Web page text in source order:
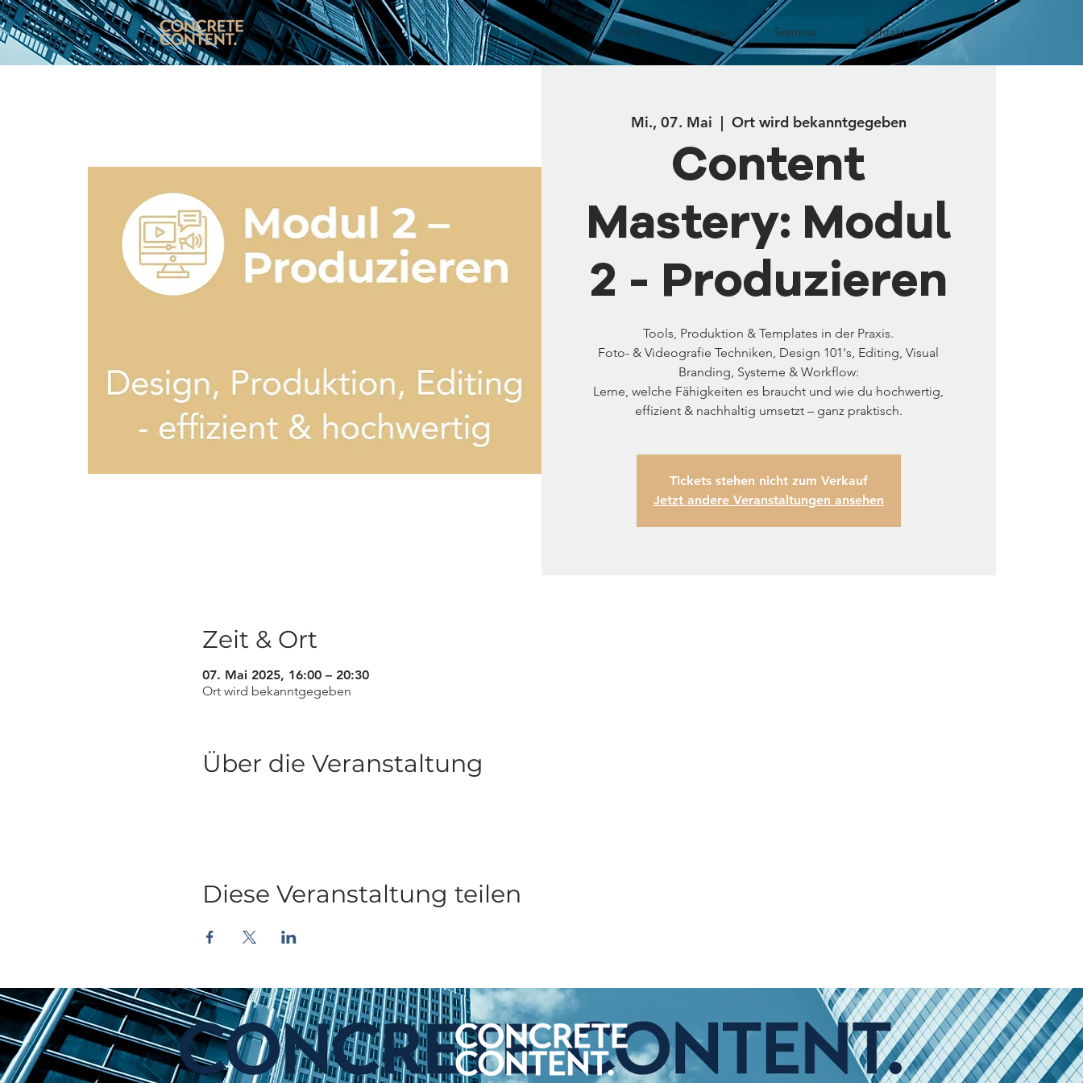
Home Pakete Seminar Kontakt
Mi., 07. Mai
  |
Ort wird bekanntgegeben
Content
Mastery: Modul
2 - Produzieren
Tools, Produktion & Templates in der Praxis.
Foto- & Videografie Techniken, Design 101's, Editing, Visual
Branding, Systeme & Workflow:
Lerne, welche Fähigkeiten es braucht und wie du hochwertig,
effizient & nachhaltig umsetzt – ganz praktisch.
Tickets stehen nicht zum Verkauf
Jetzt andere Veranstaltungen ansehen
Zeit & Ort
07. Mai 2025, 16:00 – 20:30
Ort wird bekanntgegeben
Über die Veranstaltung
Diese Veranstaltung teilen